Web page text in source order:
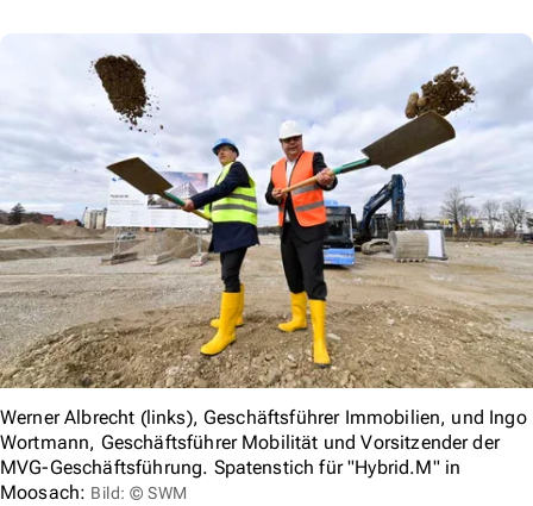
Werner Albrecht (links), Geschäftsführer Immobilien, und Ingo
Wortmann, Geschäftsführer Mobilität und Vorsitzender der
MVG-Geschäftsführung. Spatenstich für "Hybrid.M" in
Moosach: Bild: © SWM